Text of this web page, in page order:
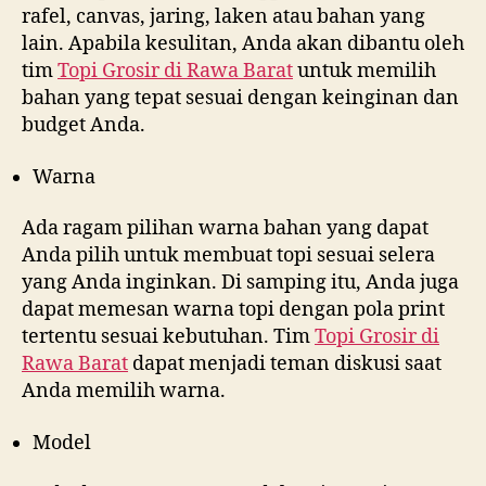
rafel, canvas, jaring, laken atau bahan yang
lain. Apabila kesulitan, Anda akan dibantu oleh
timTopi Grosir diRawa Baratuntuk memilih
bahan yang tepat sesuai dengan keinginan dan
budget Anda.
Warna
Ada ragam pilihan warna bahan yang dapat
Anda pilih untuk membuat topi sesuai selera
yang Anda inginkan. Di samping itu, Anda juga
dapat memesan warna topi dengan pola print
tertentu sesuai kebutuhan. TimTopi Grosir di
Rawa Barat dapat menjadi teman diskusi saat
Anda memilih warna.
Model